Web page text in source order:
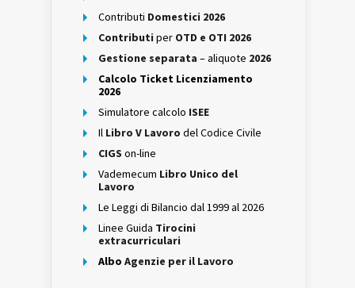
Contributi Domestici 2026
Contributi per OTD e OTI 2026
Gestione separata – aliquote 2026
Calcolo Ticket Licenziamento
2026
Simulatore calcolo ISEE
Il Libro V Lavoro del Codice Civile
CIGS on-line
Vademecum Libro Unico del
Lavoro
Le Leggi di Bilancio dal 1999 al 2026
Linee Guida Tirocini
extracurriculari
Albo Agenzie per il Lavoro